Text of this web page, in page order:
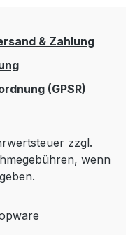
& Zahlung
(GPSR)
zzgl.
wenn